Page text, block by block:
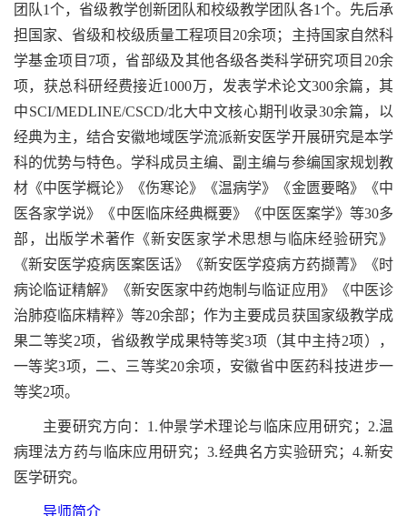
团队1个，省级教学创新团队和校级教学团队各1个。先后承
担国家、省级和校级质量工程项目20余项；主持国家自然科
学基金项目7项，省部级及其他各级各类科学研究项目20余
项，获总科研经费接近1000万，发表学术论文300余篇，其
中SCI/MEDLINE/CSCD/北大中文核心期刊收录30余篇，以
经典为主，结合安徽地域医学流派新安医学开展研究是本学
科的优势与特色。学科成员主编、副主编与参编国家规划教
材《中医学概论》《伤寒论》《温病学》《金匮要略》《中
医各家学说》《中医临床经典概要》《中医医案学》等30多
部，出版学术著作《新安医家学术思想与临床经验研究》
《新安医学疫病医案医话》《新安医学疫病方药撷菁》《时
病论临证精解》《新安医家中药炮制与临证应用》《中医诊
治肺疫临床精粹》等20余部；作为主要成员获国家级教学成
果二等奖2项，省级教学成果特等奖3项（其中主持2项），
一等奖3项，二、三等奖20余项，安徽省中医药科技进步一
等奖2项。
主要研究方向：1.仲景学术理论与临床应用研究；2.温
病理法方药与临床应用研究；3.经典名方实验研究；4.新安
医学研究。
导师简介